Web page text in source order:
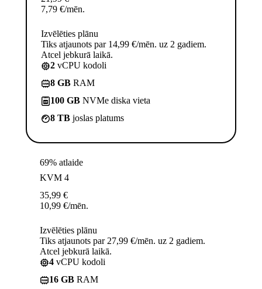
7,79 €/mēn.
Izvēlēties plānu
Tiks atjaunots par 14,99 €/mēn. uz 2 gadiem.
Atcel jebkurā laikā.
2 vCPU kodoli
8 GB RAM
100 GB NVMe diska vieta
8 TB joslas platums
69% atlaide
KVM 4
35,99 €
10,99 €/mēn.
Izvēlēties plānu
Tiks atjaunots par 27,99 €/mēn. uz 2 gadiem.
Atcel jebkurā laikā.
4 vCPU kodoli
16 GB RAM